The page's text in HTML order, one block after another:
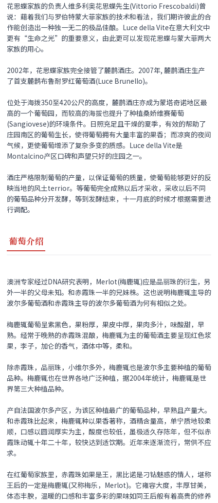
花思蝶家族的负责人维多利奥花思蝶先生(Vittorio Frescobaldi)曾
说：藉着我们与罗伯特蒙大菲家族的技术和看法，我们期许彼此的合
作能创造出一种独一无二的极品佳酿。Luce della Vite在意大利文中
更有“生命之光”的重要意义，由此更可以发现花思蝶与蒙大菲两大
家族的用心。
2002年，花思蝶家族完全接管了麓鹊酒庄。2007年, 麓鹊酒庄生产
了首支麓鹊布鲁耐罗红葡萄酒(Luce Brunello)。
位处于海拨350至420公尺的高度，麓鹊酒庄亦成为蒙塔奇诺地区最
高的一个葡萄园，而较高的海拔也提升了种植桑娇维赛葡萄
(Sangiovese)的环境条件。日照充足且干燥的夏季，有效的帮助了
庄园南区的葡萄生长，使得葡萄拥有大量丰富的果香；而凉爽的夜间
气候，更使葡萄增添了复杂多变的质感。Luce della Vite是
Montalcino产区口碑和声望只好的庄园之一。
酒庄严格限制葡萄的产量，以保证葡萄的质量，使葡萄能够更好的反
映当地的风土terrior。等葡萄完全成熟以后才采收，采收以后不同
的葡萄品种分开发酵，等到发酵结束，十一月底的时候才根据需要进
行调配。
葡萄介绍
澳洲专家经过DNA研究表明，Merlot(梅鹿辄)应是品丽珠的衍生，另
外一半的父母未知。和赤霞珠一半的兄妹株。这也说明梅鹿辄主导的
波尔多葡萄酒和赤霞珠主导的波尔多葡萄酒为何有相似之处。
梅鹿辄葡萄呈紫黑色，果粉厚，果皮中厚，果肉多汁，味酸甜，早
熟。经常于晚熟的赤霞珠混酿，梅鹿辄为主的葡萄酒主要呈现红色浆
果，李子，加仑的香气，酒体中等，柔和。
除赤霞珠，品丽珠，小维尔多外，梅鹿辄也是波尔多主要种植的葡萄
品种。梅鹿辄也在世界各地广泛种植，据2004年统计，梅鹿辄是世
界第三大种植品种。
产自法国波尔多产区，为该区种植最广的葡萄品种，早熟且产量大。
和赤霞珠比起来，梅鹿辄种以果香著称，酒精含量高，单宁质地较柔
顺，口感以圆润厚实为主，酸度也较低，虽极适久存陈年，但不似赤
霞珠动辄十年二十年，较快达到适饮期。近年来逐渐流行，常供不应
求。
在红葡萄家族里，赤霞珠如果是王，黑比诺是刁钻魅惑的情人，堪称
王后的一定是梅鹿辄(又称梅乐，Merlot)。它雍容大度，丰厚甘美，
体态丰腴，温暖的口感和丰富多彩的果味如同王后般有着高贵的修养